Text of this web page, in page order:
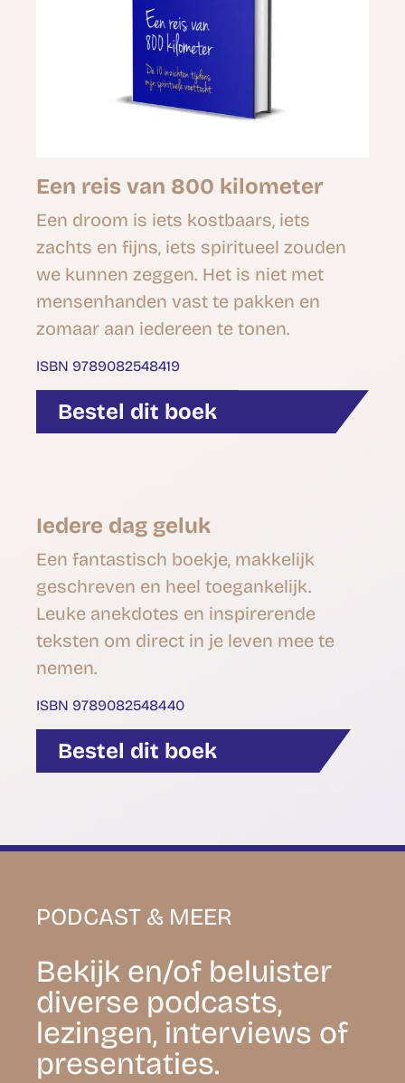
Een reis van 800 kilometer
Een droom is iets kostbaars, iets
zachts en fijns, iets spiritueel zouden
we kunnen zeggen. Het is niet met
mensenhanden vast te pakken en
zomaar aan iedereen te tonen.
ISBN 9789082548419
Bestel dit boek
Iedere dag geluk
Een fantastisch boekje, makkelijk
geschreven en heel toegankelijk.
Leuke anekdotes en inspirerende
teksten om direct in je leven mee te
nemen.
ISBN 9789082548440
Bestel dit boek
PODCAST & MEER
Bekijk en/of beluister
diverse podcasts,
lezingen, interviews of
presentaties.